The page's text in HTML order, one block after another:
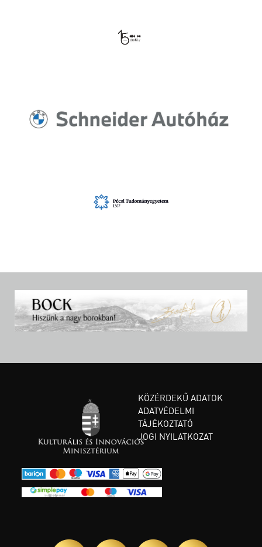
KÖZÉRDEKŰ ADATOK
ADATVÉDELMI
TÁJÉKOZTATÓ
JOGI NYILATKOZAT